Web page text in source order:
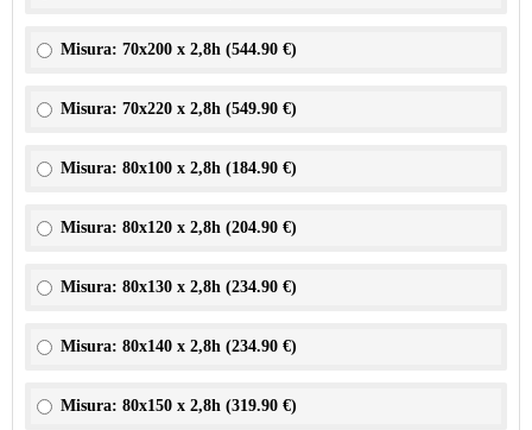
Misura: 70x200 x 2,8h (544.90 €)
Misura: 70x220 x 2,8h (549.90 €)
Misura: 80x100 x 2,8h (184.90 €)
Misura: 80x120 x 2,8h (204.90 €)
Misura: 80x130 x 2,8h (234.90 €)
Misura: 80x140 x 2,8h (234.90 €)
Misura: 80x150 x 2,8h (319.90 €)